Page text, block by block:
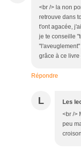
<br /> la non
retrouve dans
t'ont agacée,
je te conseille
grâce à ce livre
Répondre
L Les
<br />
peu